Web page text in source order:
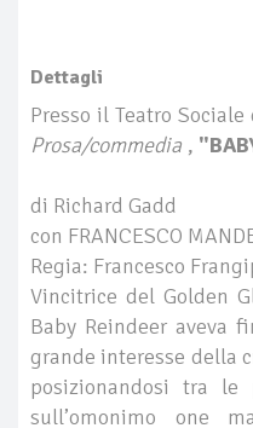
Dettagli
Presso il Teatro
Prosa/commedia ,
di Richard Gadd
con FRANCESCO
Regia: Francesco
Vincitrice del Golden
Baby Reindeer aveva
grande interesse della
posizionandosi tra
sull’omonimo one